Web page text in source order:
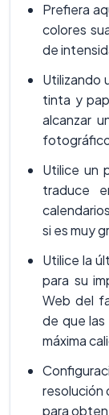
Prefiera
colores
de
Utilizando
tinta y
alcanzar
Utilice un
traduce
si es muy
Utilice la
para su
Web del
de que
máxima
resolución
para